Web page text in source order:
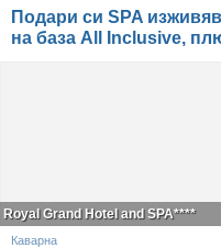
Подари си SPA
на база All Inclusive,
Royal Grand Hotel and SPA****
Каварна